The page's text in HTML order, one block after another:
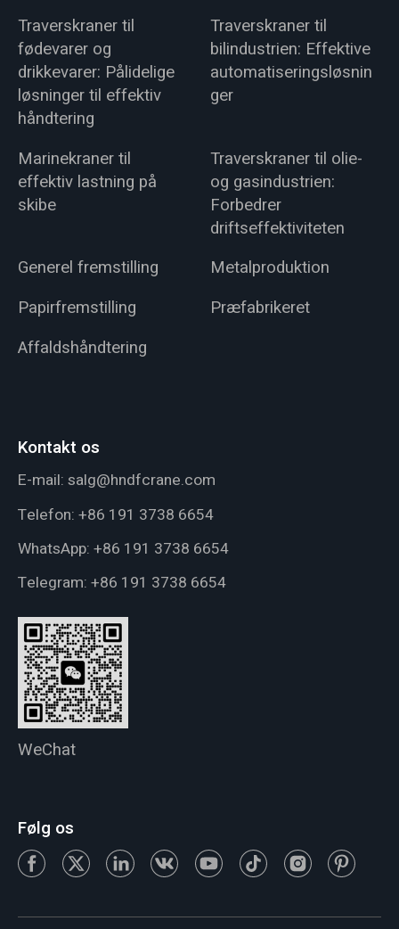
Traverskraner til
fødevarer og
drikkevarer: Pålidelige
løsninger til effektiv
håndtering
Traverskraner til
bilindustrien: Effektive
automatiseringsløsnin
ger
Marinekraner til
effektiv lastning på
skibe
Traverskraner til olie-
og gasindustrien:
Forbedrer
driftseffektiviteten
Generel fremstilling
Metalproduktion
Papirfremstilling
Præfabrikeret
Affaldshåndtering
Kontakt os
E-mail: salg@hndfcrane.com
Telefon: +86 191 3738 6654
WhatsApp: +86 191 3738 6654
Telegram: +86 191 3738 6654
WeChat
Følg os